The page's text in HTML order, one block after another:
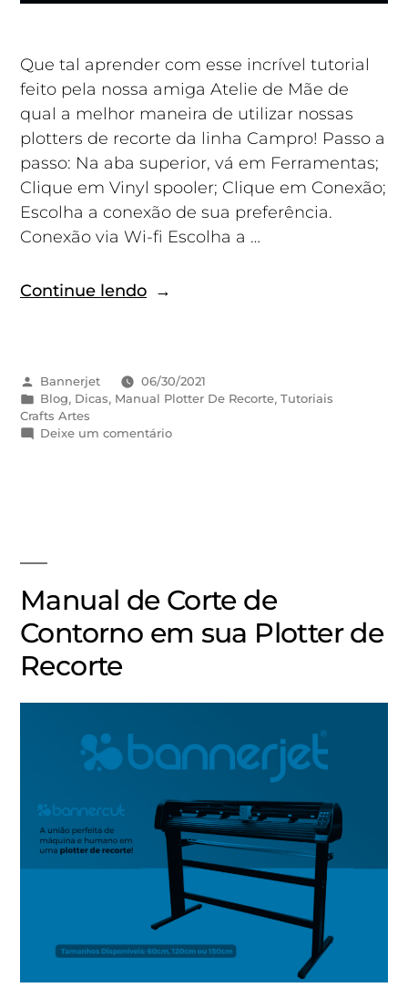
Que tal aprender com esse incrível tutorial
feito pela nossa amiga Atelie de Mãe de
qual a melhor maneira de utilizar nossas
plotters de recorte da linha Campro! Passo a
passo: Na aba superior, vá em Ferramentas;
Clique em Vinyl spooler; Clique em Conexão;
Escolha a conexão de sua preferência.
Conexão via Wi-fi Escolha a …
Continue lendo
Bannerjet
06/30/2021
Blog, Dicas, Manual Plotter De Recorte,Tutoriais
Crafts Artes
Deixe um comentário
Manual de Corte de
Contorno em sua Plotter de
Recorte